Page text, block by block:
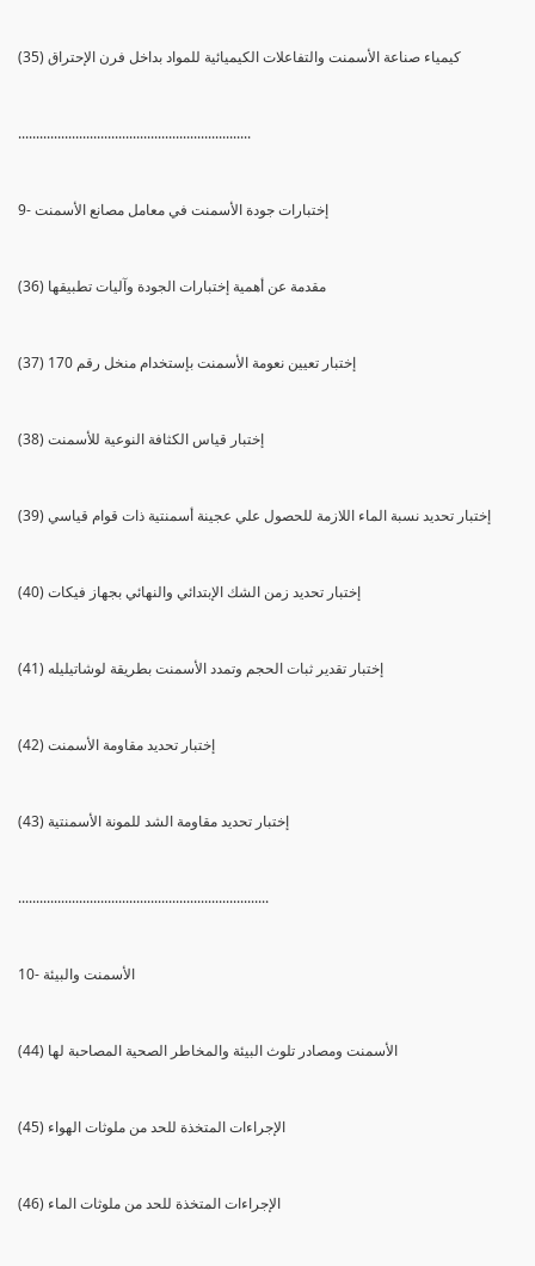
(35) كيمياء صناعة الأسمنت والتفاعلات الكيميائية للمواد بداخل فرن الإحتراق
.................................................................
9- إختبارات جودة الأسمنت في معامل مصانع الأسمنت
(36) مقدمة عن أهمية إختبارات الجودة وآليات تطبيقها
(37) إختبار تعيين نعومة الأسمنت بإستخدام منخل رقم 170
(38) إختبار قياس الكثافة النوعية للأسمنت
(39) إختبار تحديد نسبة الماء اللازمة للحصول علي عجينة أسمنتية ذات قوام قياسي
(40) إختبار تحديد زمن الشك الإبتدائي والنهائي بجهاز فيكات
(41) إختبار تقدير ثبات الحجم وتمدد الأسمنت بطريقة لوشاتيليله
(42) إختبار تحديد مقاومة الأسمنت
(43) إختبار تحديد مقاومة الشد للمونة الأسمنتية
......................................................................
10- الأسمنت والبيئة
(44) الأسمنت ومصادر تلوث البيئة والمخاطر الصحية المصاحبة لها
(45) الإجراءات المتخذة للحد من ملوثات الهواء
(46) الإجراءات المتخذة للحد من ملوثات الماء